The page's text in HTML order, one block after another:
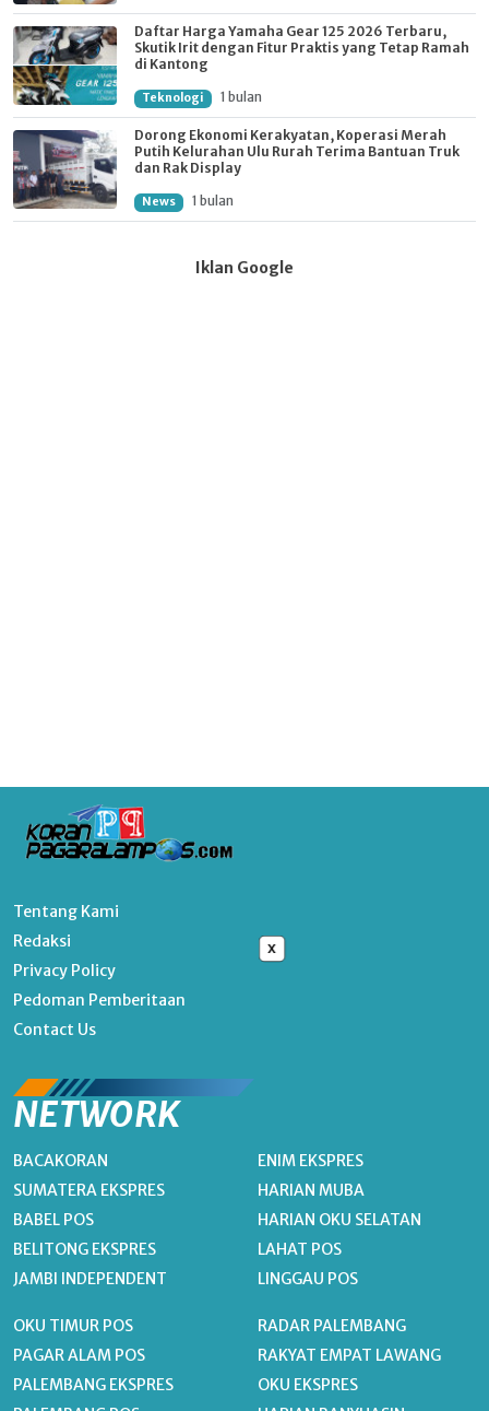
Daftar Harga Yamaha Gear 125 2026 Terbaru,
Skutik Irit dengan Fitur Praktis yang Tetap Ramah
di Kantong
Teknologi 1 bulan
Dorong Ekonomi Kerakyatan, Koperasi Merah
Putih Kelurahan Ulu Rurah Terima Bantuan Truk
dan Rak Display
News 1 bulan
x
Iklan Google
Tentang Kami
Redaksi
Privacy Policy
Pedoman Pemberitaan
Contact Us
NETWORK
BACAKORAN
SUMATERA EKSPRES
BABEL POS
BELITONG EKSPRES
JAMBI INDEPENDENT
ENIM EKSPRES
HARIAN MUBA
HARIAN OKU SELATAN
LAHAT POS
LINGGAU POS
OKU TIMUR POS
PAGAR ALAM POS
PALEMBANG EKSPRES
RADAR PALEMBANG
RAKYAT EMPAT LAWANG
OKU EKSPRES